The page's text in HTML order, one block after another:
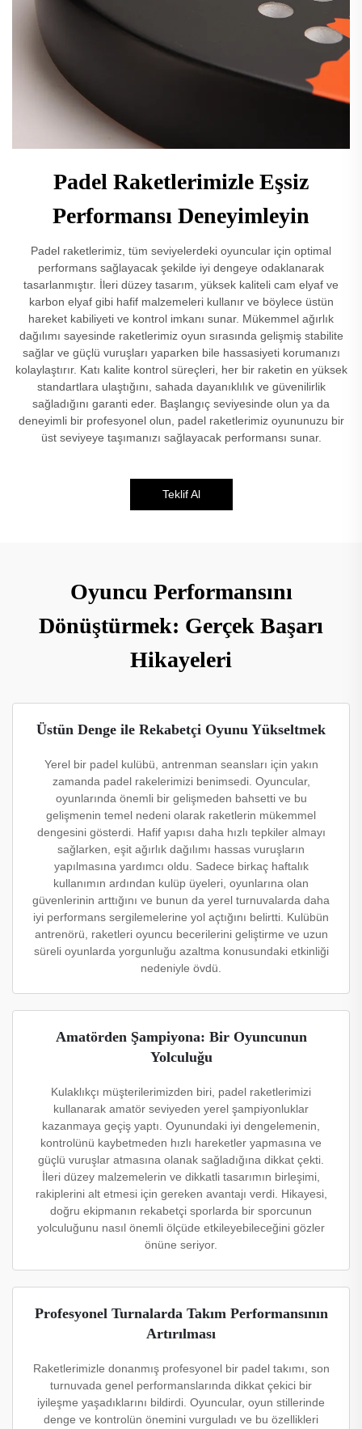
Padel Raketlerimizle Eşsiz
Performansı Deneyimleyin
Padel raketlerimiz, tüm seviyelerdeki oyuncular için optimal
performans sağlayacak şekilde iyi dengeye odaklanarak
tasarlanmıştır. İleri düzey tasarım, yüksek kaliteli cam elyaf ve
karbon elyaf gibi hafif malzemeleri kullanır ve böylece üstün
hareket kabiliyeti ve kontrol imkanı sunar. Mükemmel ağırlık
dağılımı sayesinde raketlerimiz oyun sırasında gelişmiş stabilite
sağlar ve güçlü vuruşları yaparken bile hassasiyeti korumanızı
kolaylaştırır. Katı kalite kontrol süreçleri, her bir raketin en yüksek
standartlara ulaştığını, sahada dayanıklılık ve güvenilirlik
sağladığını garanti eder. Başlangıç seviyesinde olun ya da
deneyimli bir profesyonel olun, padel raketlerimiz oyununuzu bir
üst seviyeye taşımanızı sağlayacak performansı sunar.
Teklif Al
Oyuncu Performansını
Dönüştürmek: Gerçek Başarı
Hikayeleri
Üstün Denge ile Rekabetçi Oyunu Yükseltmek
Yerel bir padel kulübü, antrenman seansları için yakın
zamanda padel rakelerimizi benimsedi. Oyuncular,
oyunlarında önemli bir gelişmeden bahsetti ve bu
gelişmenin temel nedeni olarak raketlerin mükemmel
dengesini gösterdi. Hafif yapısı daha hızlı tepkiler almayı
sağlarken, eşit ağırlık dağılımı hassas vuruşların
yapılmasına yardımcı oldu. Sadece birkaç haftalık
kullanımın ardından kulüp üyeleri, oyunlarına olan
güvenlerinin arttığını ve bunun da yerel turnuvalarda daha
iyi performans sergilemelerine yol açtığını belirtti. Kulübün
antrenörü, raketleri oyuncu becerilerini geliştirme ve uzun
süreli oyunlarda yorgunluğu azaltma konusundaki etkinliği
nedeniyle övdü.
Amatörden Şampiyona: Bir Oyuncunun
Yolculuğu
Kulaklıkçı müşterilerimizden biri, padel raketlerimizi
kullanarak amatör seviyeden yerel şampiyonluklar
kazanmaya geçiş yaptı. Oyunundaki iyi dengelemenin,
kontrolünü kaybetmeden hızlı hareketler yapmasına ve
güçlü vuruşlar atmasına olanak sağladığına dikkat çekti.
İleri düzey malzemelerin ve dikkatli tasarımın birleşimi,
rakiplerini alt etmesi için gereken avantajı verdi. Hikayesi,
doğru ekipmanın rekabetçi sporlarda bir sporcunun
yolculuğunu nasıl önemli ölçüde etkileyebileceğini gözler
önüne seriyor.
Profesyonel Turnalarda Takım Performansının
Artırılması
Raketlerimizle donanmış profesyonel bir padel takımı, son
turnuvada genel performanslarında dikkat çekici bir
iyileşme yaşadıklarını bildirdi. Oyuncular, oyun stillerinde
denge ve kontrolün önemini vurguladı ve bu özellikleri